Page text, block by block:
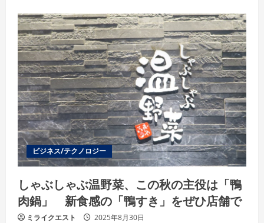
が
「鴨
す
き」
付
き
で
パ
ワ
ー
ア
ッ
プ
×
Brigitte
Bardot」
コ
ラ
ボ
レ
ー
ョ
ン
ア
イ
テ
ム
を
発
売
ビジネス/テクノロジー
しゃぶしゃぶ温野菜、この秋の主役は「鴨
肉鍋」 新食感の「鴨すき」をぜひ店舗で
ミライクエスト 2025年8月30日